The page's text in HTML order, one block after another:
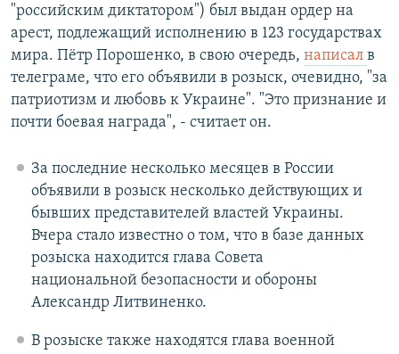
"российским диктатором") был выдан ордер на
арест, подлежащий исполнению в 123 государствах
мира. Пётр Порошенко, в свою очередь, написал в
телеграме, что его объявили в розыск, очевидно, "за
патриотизм и любовь к Украине". "Это признание и
почти боевая награда", - считает он.
За последние несколько месяцев в России
объявили в розыск несколько действующих и
бывших представителей властей Украины.
Вчера стало известно о том, что в базе данных
розыска находится глава Совета
национальной безопасности и обороны
Александр Литвиненко.
В розыске также находятся глава военной